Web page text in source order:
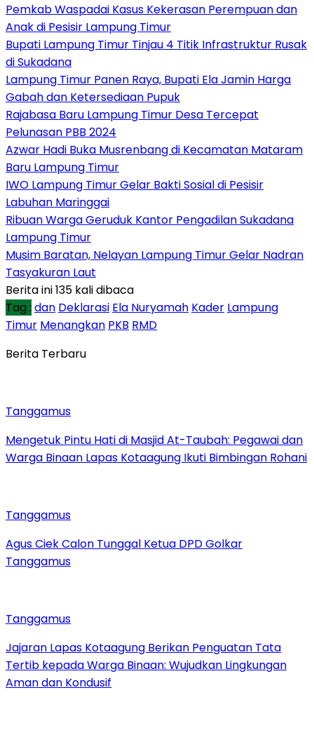
Pemkab Waspadai Kasus Kekerasan Perempuan dan
Anak di Pesisir Lampung Timur
Bupati Lampung Timur Tinjau 4 Titik Infrastruktur Rusak
di Sukadana
Lampung Timur Panen Raya, Bupati Ela Jamin Harga
Gabah dan Ketersediaan Pupuk
Rajabasa Baru Lampung Timur Desa Tercepat
Pelunasan PBB 2024
Azwar Hadi Buka Musrenbang di Kecamatan Mataram
Baru Lampung Timur
IWO Lampung Timur Gelar Bakti Sosial di Pesisir
Labuhan Maringgai
Ribuan Warga Geruduk Kantor Pengadilan Sukadana
Lampung Timur
Musim Baratan, Nelayan Lampung Timur Gelar Nadran
Tasyakuran Laut
Berita ini 135 kali dibaca
Tag : dan Deklarasi Ela Nuryamah Kader Lampung
Timur Menangkan PKB RMD
Berita Terbaru
Tanggamus
Mengetuk Pintu Hati di Masjid At-Taubah: Pegawai dan
Warga Binaan Lapas Kotaagung Ikuti Bimbingan Rohani
Tanggamus
Agus Ciek Calon Tunggal Ketua DPD Golkar
Tanggamus
Tanggamus
Jajaran Lapas Kotaagung Berikan Penguatan Tata
Tertib kepada Warga Binaan: Wujudkan Lingkungan
Aman dan Kondusif